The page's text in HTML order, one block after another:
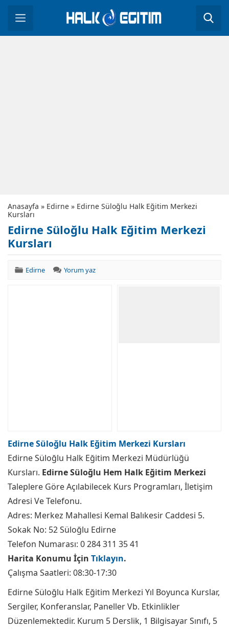
Anasayfa » Edirne » Edirne Süloğlu Halk Eğitim Merkezi
Kursları
Edirne Süloğlu Halk Eğitim Merkezi
Kursları
Edirne Yorum yaz
Edirne Süloğlu Halk Eğitim Merkezi Kursları
Edirne Süloğlu Halk Eğitim Merkezi Müdürlüğü
Kursları. Edirne Süloğlu Hem Halk Eğitim Merkezi
Taleplere Göre Açılabilecek Kurs Programları, İletişim
Adresi Ve Telefonu.
Adres: Merkez Mahallesi Kemal Balıkesir Caddesi 5.
Sokak No: 52 Süloğlu Edirne
Telefon Numarası: 0 284 311 35 41
Harita Konumu İçin Tıklayın.
Çalışma Saatleri: 08:30-17:30
Edirne Süloğlu Halk Eğitim Merkezi Yıl Boyunca Kurslar,
Sergiler, Konferanslar, Paneller Vb. Etkinlikler
Düzenlemektedir. Kurum 5 Derslik, 1 Bilgisayar Sınıfı, 5